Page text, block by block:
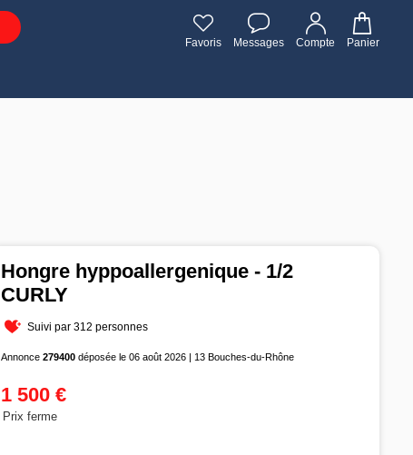
Favoris Messages Compte Panier
Hongre hyppoallergenique - 1/2
CURLY
Suivi par 312 personnes
Annonce279400 déposée le 06 août 2026 | 13 Bouches-du-Rhône
1 500 €
Prix ferme